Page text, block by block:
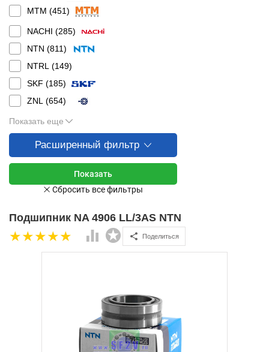
MTM (451)
NACHI (285)
NTN (811)
NTRL (149)
SKF (185)
ZNL (654)
Показать еще
Расширенный фильтр
Подшипник NA 4906 LL/3AS NTN
Поделиться